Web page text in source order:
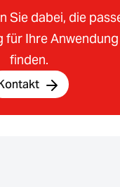
Sie dabei, die
für Ihre Anwendung
finden.